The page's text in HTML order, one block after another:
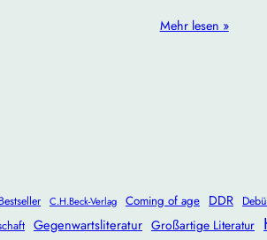
Mehr lesen »
Bestseller C.H.Beck-Verlag Coming of age DDR
Gegenwartsliteratur Großartige Literatur